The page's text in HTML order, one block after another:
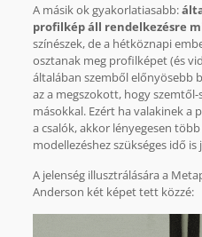
A másik ok gyakorlatiasabb:
profilkép áll rendelkezésre
színészek, de a hétköznapi
osztanak meg profilképet (és
általában szemből előnyösebb
az a megszokott, hogy
másokkal. Ezért ha valakinek a
a csalók, akkor lényegesen
modellezéshez szükséges idő
A jelenség illusztrálására a
Anderson két képet tett közzé: